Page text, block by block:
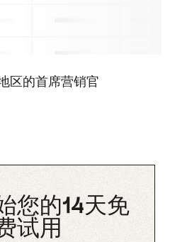
区的首席营销官
您的14天免
试用